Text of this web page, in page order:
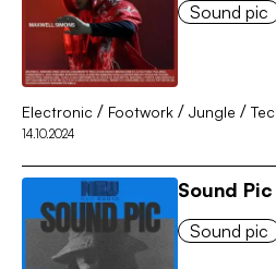
Sound pic
Electronic / Footwork / Jungle /
14.10.2024
Sound
Sound pic